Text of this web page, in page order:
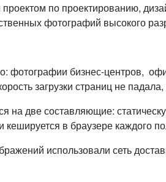
по проектированию,
фотографий высокого
фотографии бизнес-центров,
загрузки страниц не
на две составляющие:
в браузере каждого
использовали сеть